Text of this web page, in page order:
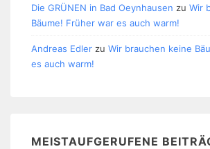
Die GRÜNEN in Bad Oeynhausen zu Wir
Bäume! Früher war es auch warm!
Andreas Edler zu Wir brauchen keine
es auch warm!
MEISTAUFGERUFENE